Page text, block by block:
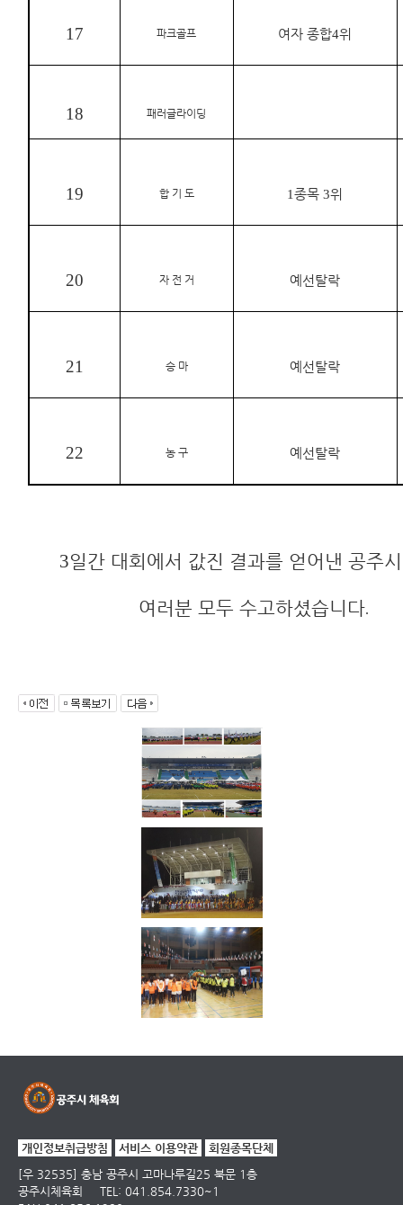
17 파크골프 여자 종합4위
18 패러글라이딩
19 합 기 도 1종목 3위
20 자 전 거 예선탈락
21 승 마 예선탈락
22 농 구 예선탈락
3일간 대회에서 값진 결과를 얻어낸 공주
여러분 모두 수고하셨습니다.
개인정보취급방침 서비스 이용약관
회원종목단체
[우 32535] 충남 공주시 고마나루길25 북문 1층
공주시체육회
TEL: 041.854.7330~1